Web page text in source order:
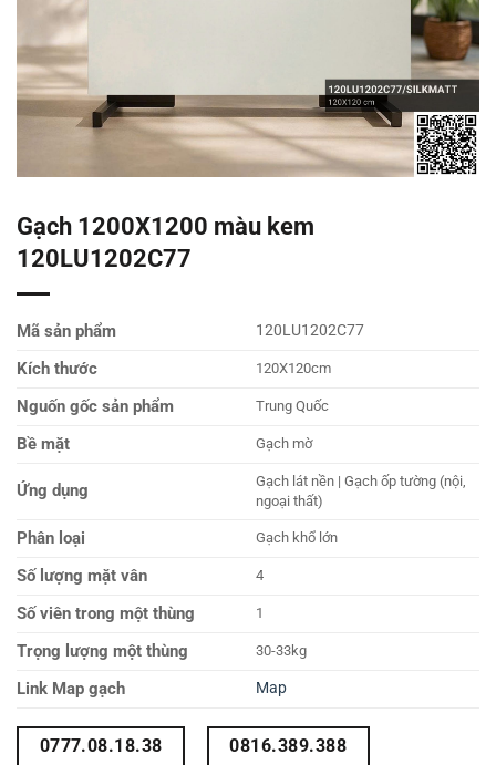
Gạch 1200X1200 màu kem
120LU1202C77
Mã sản phẩm 120LU1202C77
Kích thước 120X120cm
Nguốn gốc sản phẩm Trung Quốc
Bề mặt Gạch mờ
Ứng dụng
Gạch lát nền | Gạch ốp tường (nội,
ngoại thất)
Phân loại Gạch khổ lớn
Số lượng mặt vân 4
Số viên trong một thùng 1
Trọng lượng một thùng 30-33kg
Link Map gạch Map
0777.08.18.38 0816.389.388